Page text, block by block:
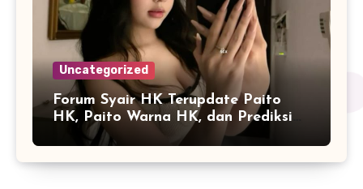
Uncategorized
Forum Syair HK Terupdate Paito
HK, Paito Warna HK, dan Prediksi
Harian